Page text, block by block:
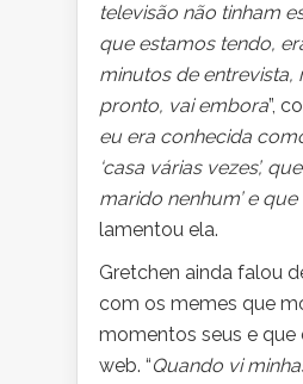
televisão não tinham
que estamos tendo,
minutos de entrevista,
pronto, vai embora”,
eu era conhecida
‘casa várias vezes’,
marido nenhum’ e que
lamentou ela.
Gretchen ainda falou
com os memes que
momentos seus e que
web. “Quando vi